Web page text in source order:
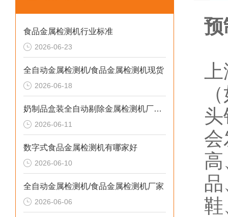
食品金属检测机行业标准
2026-06-23
全自动金属检测机/食品金属检测机现货
2026-06-18
奶制品盒装全自动剔除金属检测机厂家生产
2026-06-11
数字式食品金属检测机有哪家好
2026-06-10
全自动金属检测机/食品金属检测机厂家
2026-06-06
预
鞋